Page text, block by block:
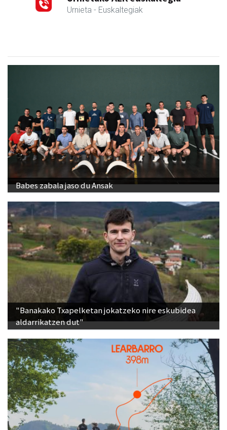
- Euskaltegiak
Babes zabala jaso du Ansak
"Banakako Txapelketan jokatzeko nire eskubidea
aldarrikatzen dut"